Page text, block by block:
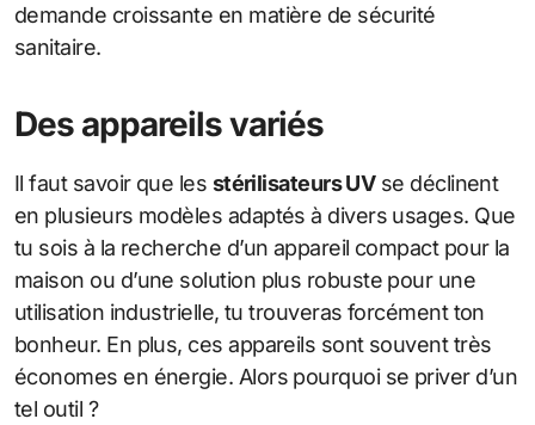
demande croissante en matière de sécurité
sanitaire.
Des appareils variés
Il faut savoir que les stérilisateurs UVse déclinent
en plusieurs modèles adaptés à divers usages. Que
tu sois à la recherche d’un appareil compact pour la
maison ou d’une solution plus robuste pour une
utilisation industrielle, tu trouveras forcément ton
bonheur. En plus, ces appareils sont souvent très
économes en énergie. Alors pourquoi se priver d’un
tel outil ?